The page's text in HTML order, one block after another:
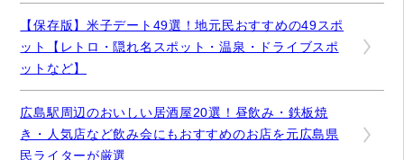
【保存版】米子デート49選！地元民おすすめの49スポ
ット【レトロ・隠れ名スポット・温泉・ドライブスポ
ットなど】
広島駅周辺のおいしい居酒屋20選！昼飲み・鉄板焼
き・人気店など飲み会にもおすすめのお店を元広島県
民ライターが厳選